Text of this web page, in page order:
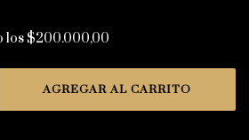
los $200.000,00